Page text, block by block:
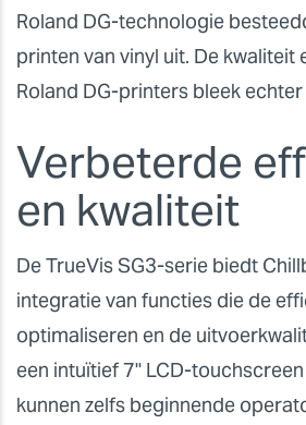
Roland DG-technologie
printen van vinyl uit. De kwaliteit
Roland DG-printers bleek
Verbeterde
en kwaliteit
De TrueVis SG3-serie biedt
integratie van functies die de
optimaliseren en de
een intuïtief 7" LCD-
kunnen zelfs beginnende